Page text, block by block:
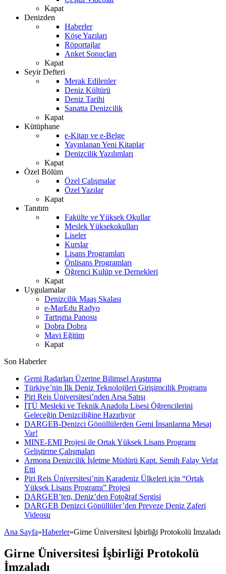
Kapat
Denizden
Haberler
Köşe Yazıları
Röportajlar
Anket Sonuçları
Kapat
Seyir Defteri
Merak Edilenler
Deniz Kültürü
Deniz Tarihi
Sanatta Denizcilik
Kapat
Kütüphane
e-Kitap ve e-Belge
Yayınlanan Yeni Kitaplar
Denizcilik Yazılımları
Kapat
Özel Bölüm
Özel Çalışmalar
Özel Yazılar
Kapat
Tanıtım
Fakülte ve Yüksek Okullar
Meslek Yüksekokulları
Liseler
Kurslar
Lisans Programları
Önlisans Programları
Öğrenci Kulüp ve Dernekleri
Kapat
Uygulamalar
Denizcilik Maaş Skalası
e-MarEdu Radyo
Tartışma Panosu
Dobra Dobra
Mavi Eğitim
Kapat
Son Haberler
Gemi Radarları Üzerine Bilimsel Araştırma
Türkiye’nin İlk Deniz Teknolojileri Girişimcilik Programı
Piri Reis Üniversitesi’nden Arsa Satışı
İTÜ Mesleki ve Teknik Anadolu Lisesi Öğrencilerini
Geleceğin Denizciliğine Hazırlıyor
DARGEB-Denizci Gönüllülerden Gemi İnsanlarına Mesaj
Var!
MINE-EMI Projesi ile Ortak Yüksek Lisans Programı
Geliştirme Çalışmaları
Armona Denizcilik İşletme Müdürü Kapt. Semih Falay Vefat
Etti
Piri Reis Üniversitesi’nin Karadeniz Ülkeleri için “Ortak
Yüksek Lisans Programı” Projesi
DARGEB’ten, Deniz’den Fotoğraf Sergisi
DARGEB Denizci Gönüllüler’den Preveze Deniz Zaferi
Videosu
Ana Sayfa»Haberler»Girne Üniversitesi İşbirliği Protokolü İmzaladı
Girne Üniversitesi İşbirliği Protokolü
İmzaladı